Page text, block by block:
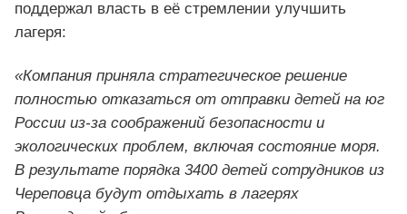
поддержал власть в её стремлении улучшить
лагеря:
«Компания приняла стратегическое решение
полностью отказаться от отправки детей на юг
России из-за соображений безопасности и
экологических проблем, включая состояние моря.
В результате порядка 3400 детей сотрудников из
Череповца будут отдыхать в лагерях